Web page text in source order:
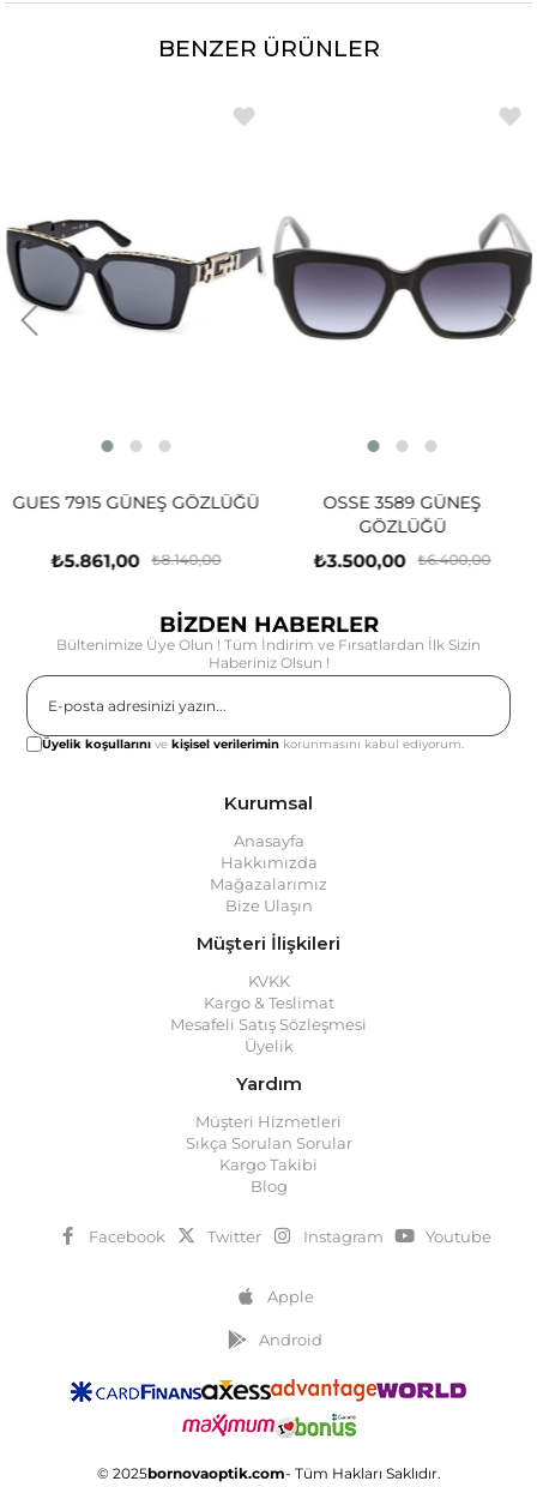
BENZER ÜRÜNLER
GUES 7915 GÜNEŞ GÖZLÜĞÜ
₺5.861,00 ₺8.140,00
OSSE 3589 GÜNEŞ
GÖZLÜĞÜ
₺3.500,00 ₺6.400,00
BİZDEN HABERLER
Bültenimize Üye Olun ! Tüm İndirim ve Fırsatlardan İlk Sizin
Haberiniz Olsun !
Üyelik koşullarını vekişisel verilerimin korunmasını kabul ediyorum.
Kurumsal
Anasayfa
Hakkımızda
Mağazalarımız
Bize Ulaşın
Müşteri İlişkileri
KVKK
Kargo & Teslimat
Mesafeli Satış Sözleşmesi
Üyelik
Yardım
Müşteri Hizmetleri
Sıkça Sorulan Sorular
Kargo Takibi
Blog
Facebook Twitter Instagram Youtube
Apple
Android
© 2025bornovaoptik.com- Tüm Hakları Saklıdır.